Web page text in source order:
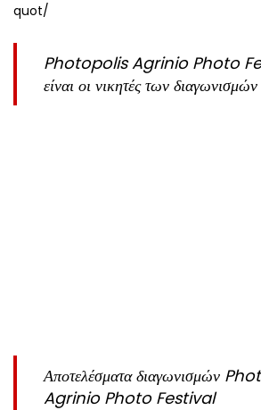
quot/
Photopolis Agrinio Photo
είναι οι νικητές των
Αποτελέσματα διαγωνισμών
Agrinio Photo Festival